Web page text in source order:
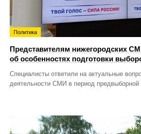
Политика
Представителям нижегородских
об особенностях подготовки
Специалисты ответили на актуальные
деятельности СМИ в период предвыборной